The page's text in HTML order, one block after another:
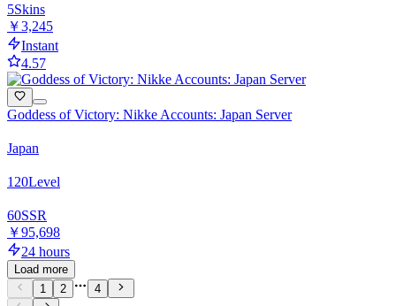
5Skins
￥3,245
Instant
4.57
Goddess of Victory: Nikke Accounts: Japan Server
Japan
120Level
60SSR
￥95,698
24 hours
Load more
1
2 4